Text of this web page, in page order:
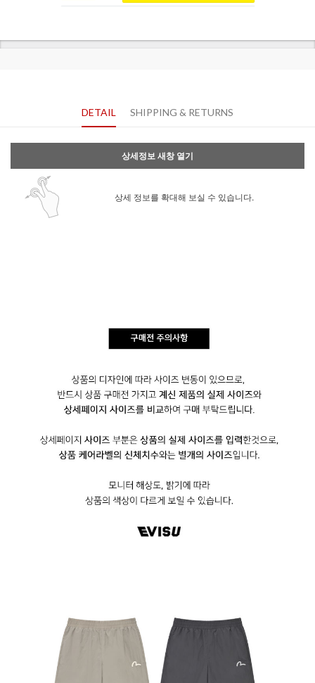
DETAIL SHIPPING & RETURNS
상세정보 새창 열기
상세 정보를 확대해 보실 수 있습니다.